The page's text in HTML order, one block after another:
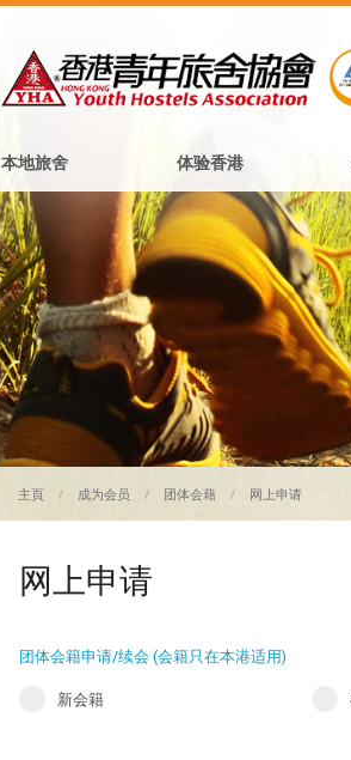
本地旅舍 体验香港
主頁 成为会员 团体会藉 网上申请
网上申请
团体会籍申请/续会 (会籍只在本港适用)
新会籍